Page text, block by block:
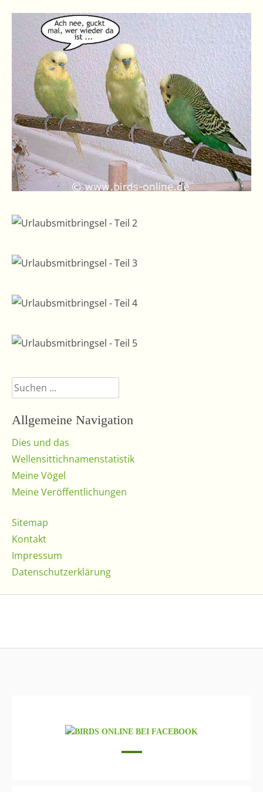
Suchen
nach:
Allgemeine Navigation
Dies und das
Wellensittichnamenstatistik
Meine Vögel
Meine Veröffentlichungen
Sitemap
Kontakt
Impressum
Datenschutzerklärung